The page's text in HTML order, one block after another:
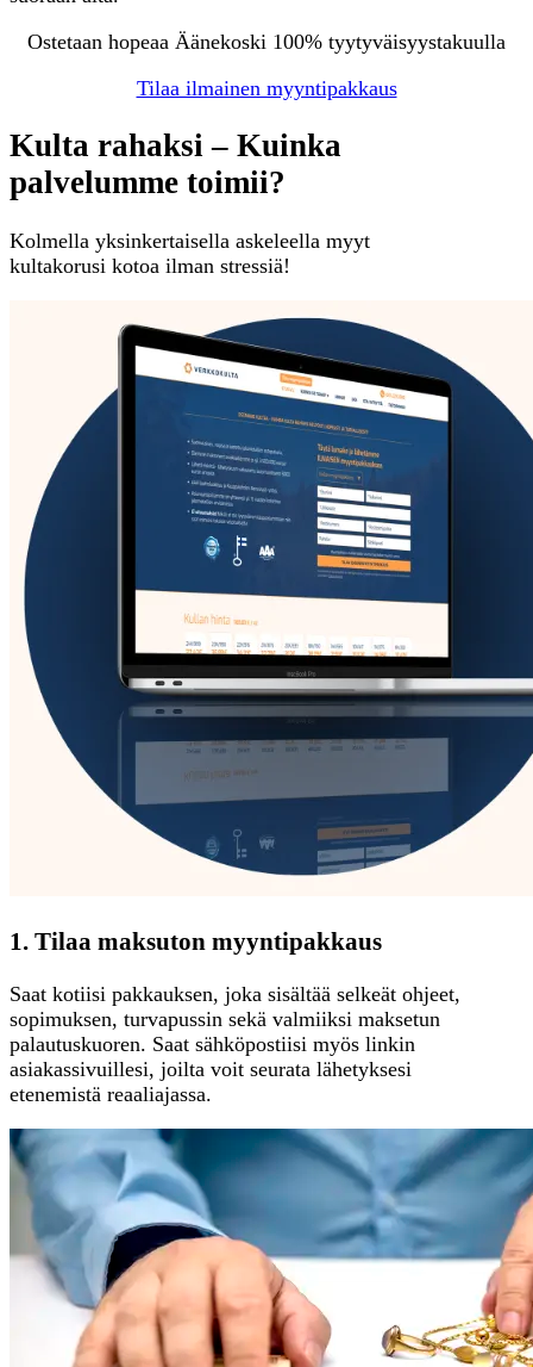
Ostetaan hopeaa Äänekoski 100% tyytyväisyystakuulla
Tilaa ilmainen myyntipakkaus
Kulta rahaksi – Kuinka
palvelumme toimii?
Kolmella yksinkertaisella askeleella myyt
kultakorusi kotoa ilman stressiä!
1. Tilaa maksuton myyntipakkaus
Saat kotiisi pakkauksen, joka sisältää selkeät ohjeet,
sopimuksen, turvapussin sekä valmiiksi maksetun
palautuskuoren. Saat sähköpostiisi myös linkin
asiakassivuillesi, joilta voit seurata lähetyksesi
etenemistä reaaliajassa.